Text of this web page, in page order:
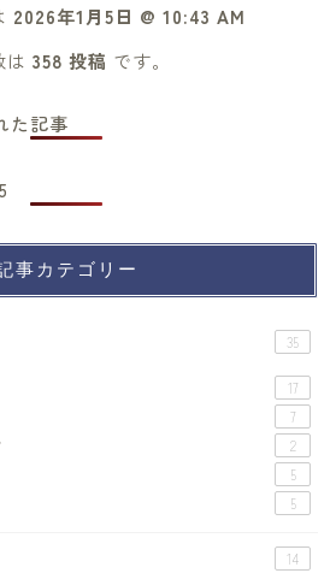
2026年1月5日 @ 10:43 AM
は 358 投稿 です。
た記事
事カテゴリー
35
17
7
2
5
5
14